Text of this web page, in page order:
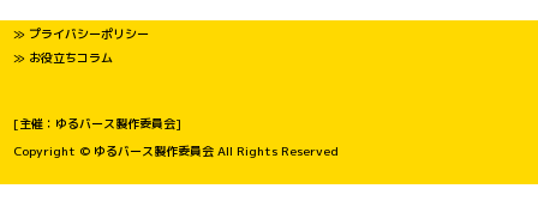
≫ プライバシーポリシー
≫ お役立ちコラム
[主催：ゆるバース製作委員会]
Copyright © ゆるバース製作委員会 All Rights Reserved